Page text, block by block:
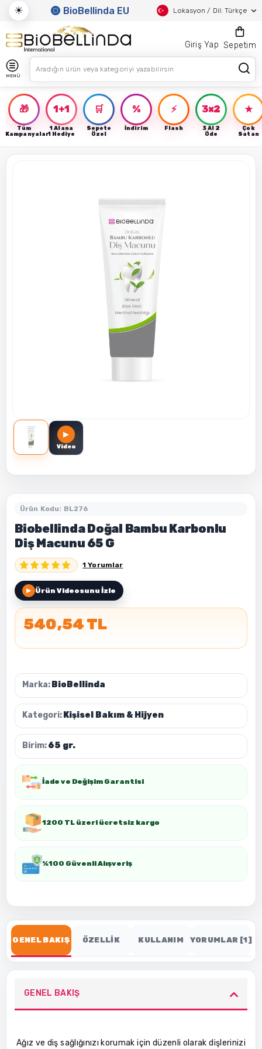
☀ BioBellinda EU Lokasyon / Dil: Türkçe
Giriş Yap Sepetim
MENÜ
🎁
Tüm
Kampanyalar
1+1
1 Alana
1 Hediye
🛒
Sepete
Özel
%
İndirim
⚡
Flash
3×2
3 Al 2
Öde
★
Çok
Satan
▶
Video
Ürün Kodu: BL276
Biobellinda Doğal Bambu Karbonlu
Diş Macunu 65 G
1 Yorumlar
▶ Ürün Videosunu İzle
540,54 TL
Marka: BioBellinda
Kategori: Kişisel Bakım & Hijyen
Birim:65 gr.
İade ve Değişim Garantisi
1200 TL üzeri ücretsiz kargo
%100 Güvenli Alışveriş
GENEL BAKIŞ ÖZELLİK KULLANIM YORUMLAR [1]
GENEL BAKIŞ
Ağız ve diş sağlığınızı korumak için düzenli olarak dişlerinizi